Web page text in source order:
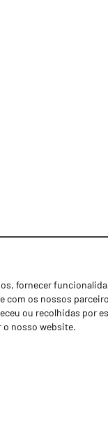
fornecer
os nossos
ou recolhidas por
o nosso website.